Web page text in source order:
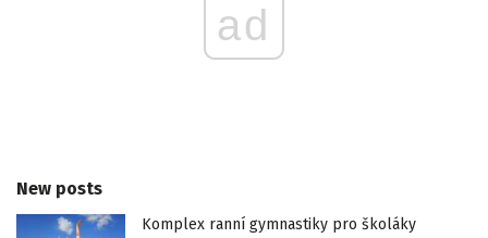
ad
New posts
Komplex ranní gymnastiky pro školáky